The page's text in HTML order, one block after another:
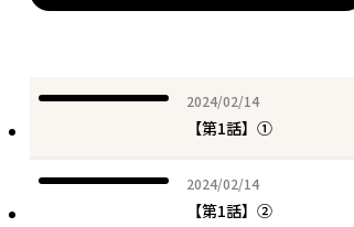
2024/02/14
2024年02月14日
【第1話】①
2024/02/14
2024年02月14日
【第1話】②